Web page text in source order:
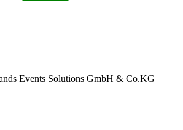
Events Solutions GmbH & Co.KG